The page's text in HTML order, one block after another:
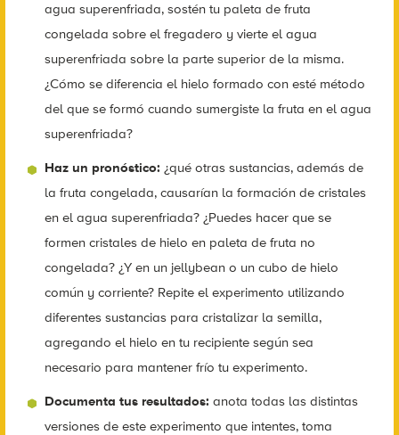
agua superenfriada, sostén tu paleta de fruta
congelada sobre el fregadero y vierte el agua
superenfriada sobre la parte superior de la misma.
¿Cómo se diferencia el hielo formado con esté método
del que se formó cuando sumergiste la fruta en el agua
superenfriada?
Haz un pronóstico: ¿qué otras sustancias, además de
la fruta congelada, causarían la formación de cristales
en el agua superenfriada? ¿Puedes hacer que se
formen cristales de hielo en paleta de fruta no
congelada? ¿Y en un jellybean o un cubo de hielo
común y corriente? Repite el experimento utilizando
diferentes sustancias para cristalizar la semilla,
agregando el hielo en tu recipiente según sea
necesario para mantener frío tu experimento.
Documenta tus resultados: anota todas las distintas
versiones de este experimento que intentes, toma